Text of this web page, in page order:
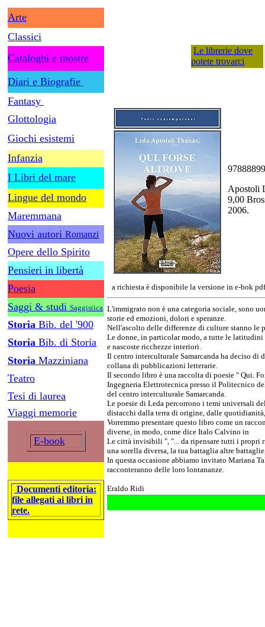
Arte
Classici
Cataloghi e mostre
Diari e Biografie
Fantasy
Glottologia
Giochi esistemi
Infanzia
I Libri del mare
Lingue del mondo
Maremmana
Nuovi autori Romanzi
Opere dello Spirito
Pensieri in libertà
Poesia
Saggi & studi Saggistica
Storia Bib. del '900
Storia Bib. di Storia
Storia Mazziniana
Teatro
Tesi di laurea
Viaggi memorie
E-book
Documenti editoria:
file allegati ai libri in
rete.
Le librerie dove
potete trovarci
Apostoli
9,00
2006.
a richiesta è disponibile la versione in e-bok pdf
L'immigrato non è una categoria sociale, sono
storie ed emozioni, dolori e speranze.
Nell'ascolto delle differenze di culture stanno le
Le donne, in particolar modo, a tutte le
e nascoste ricchezze interiori.
Il centro interculturale Samarcanda ha deciso
collana di pubblicazioni letterarie.
Il secondo libro è una raccolta di poesie " Qui.
Ingegneria Elettrotecnica presso il Politecnico
del centro interculturale Samarcanda.
Le poesie di Leda percorrono i temi universali
distacchi dalla terra di origine, dalle
Vorremmo presentare questo libro come un
diverse, in modo, come dice Italo Calvino in
Le città invisibili ", "... da ripensare tutti i propri
una sorella diversa, la tua battaglia altre
In questa occasione abbiamo invitato Mariana
racconteranno delle loro lontananze.
Eraldo Ridi